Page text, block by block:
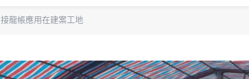
接龍帳應用在建案工地